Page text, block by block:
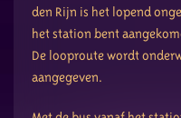
den Rijn is het lopend
het station bent
De looproute wordt
aangegeven.